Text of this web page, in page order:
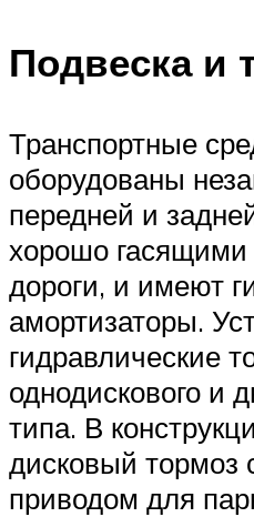
Подвеска и
Транспортные
оборудованы
передней и
хорошо гасящими
дороги, и имеют
амортизаторы.
гидравлические
однодискового и
типа. В
дисковый тормоз
приводом для